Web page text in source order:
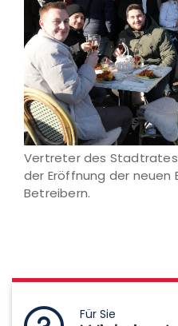
Vertreter des
der Eröffnung der neuen
Betreibern.
Für Sie